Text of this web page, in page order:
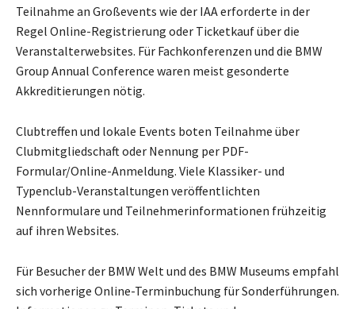
Teilnahme an Großevents wie der IAA erforderte in der
Regel Online-Registrierung oder Ticketkauf über die
Veranstalterwebsites. Für Fachkonferenzen und die BMW
Group Annual Conference waren meist gesonderte
Akkreditierungen nötig.
Clubtreffen und lokale Events boten Teilnahme über
Clubmitgliedschaft oder Nennung per PDF-
Formular/Online-Anmeldung. Viele Klassiker- und
Typenclub-Veranstaltungen veröffentlichten
Nennformulare und Teilnehmerinformationen frühzeitig
auf ihren Websites.
Für Besucher der BMW Welt und des BMW Museums empfahl
sich vorherige Online-Terminbuchung für Sonderführungen.